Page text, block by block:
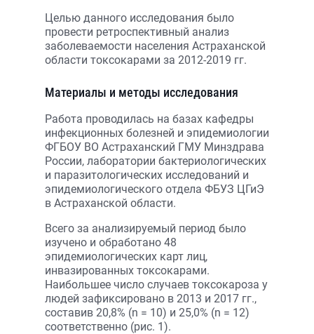
Целью данного исследования было
провести ретроспективный анализ
заболеваемости населения Астраханской
области токсокарами за 2012-2019 гг.
Материалы и методы исследования
Работа проводилась на базах кафедры
инфекционных болезней и эпидемиологии
ФГБОУ ВО Астраханский ГМУ Минздрава
России, лаборатории бактериологических
и паразитологических исследований и
эпидемиологического отдела ФБУЗ ЦГиЭ
в Астраханской области.
Всего за анализируемый период было
изучено и обработано 48
эпидемиологических карт лиц,
инвазированных токсокарами.
Наибольшее число случаев токсокароза у
людей зафиксировано в 2013 и 2017 гг.,
составив 20,8% (n = 10) и 25,0% (n = 12)
соответственно (рис. 1).